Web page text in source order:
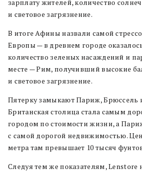
зарплату жителей, количество
и световое загрязнение.
В итоге Афины назвали самой
Европы — в древнем городе
количество зеленых насаждений и
месте — Рим, получивший высокие
и световое загрязнение.
Пятерку замыкают Париж, Брюссель
Британская столица стала самым
городом по стоимости жизни, а
с самой дорогой недвижимостью.
метра там превышает 10 тысяч
Следуя тем же показателям, Lenstore